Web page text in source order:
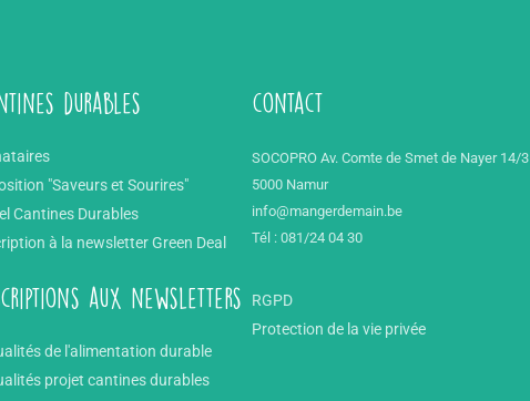
durables
"Saveurs et Sourires"
Cantines Durables
à la newsletter Green Deal
aux newsletters
de l'alimentation durable
projet cantines durables
contact
SOCOPRO Av. Comte de Smet de Nayer 14/3
5000 Namur
info@mangerdemain.be
Tél : 081/24 04 30
RGPD
Protection de la vie privée